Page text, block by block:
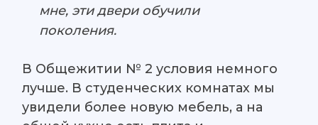
мне, эти двери обучили
поколения.
В Общежитии № 2 условия немного
лучше. В студенческих комнатах мы
увидели более новую мебель, а на